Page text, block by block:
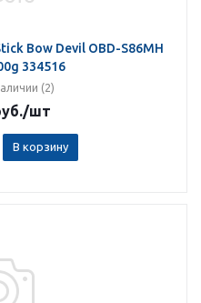
Bow Devil OBD-S86MH
334516
(2)
/шт
В корзину